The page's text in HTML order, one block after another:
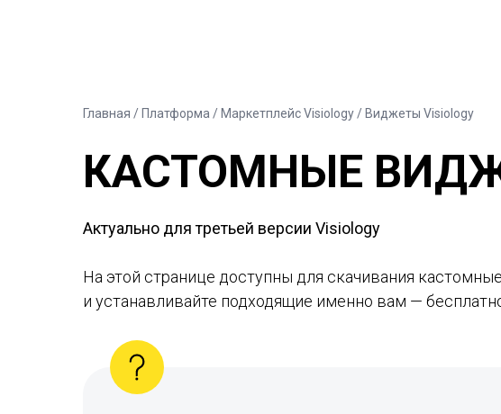
Главная / Платформа / Маркетплейс Visiology / Виджеты Visiology
КАСТОМНЫЕ
Актуально для третьей версии Visiology
На этой странице доступны для скачивания
и устанавливайте подходящие именно вам —